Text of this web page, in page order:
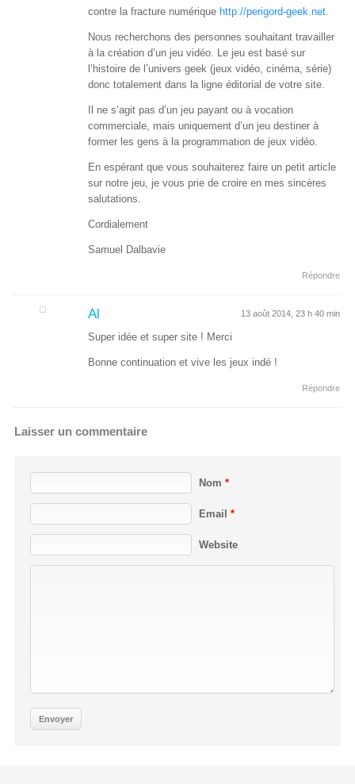
contre la fracture numérique http://perigord-geek.net.
Nous recherchons des personnes souhaitant travailler
à la création d’un jeu vidéo. Le jeu est basé sur
l’histoire de l’univers geek (jeux vidéo, cinéma, série)
donc totalement dans la ligne éditorial de votre site.
Il ne s’agit pas d’un jeu payant ou à vocation
commerciale, mais uniquement d’un jeu destiner à
former les gens à la programmation de jeux vidéo.
En espérant que vous souhaiterez faire un petit article
sur notre jeu, je vous prie de croire en mes sincères
salutations.
Cordialement
Samuel Dalbavie
Répondre
Al 13 août 2014, 23 h 40 min
Super idée et super site ! Merci
Bonne continuation et vive les jeux indé !
Répondre
Laisser un commentaire
Nom *
Email *
Website